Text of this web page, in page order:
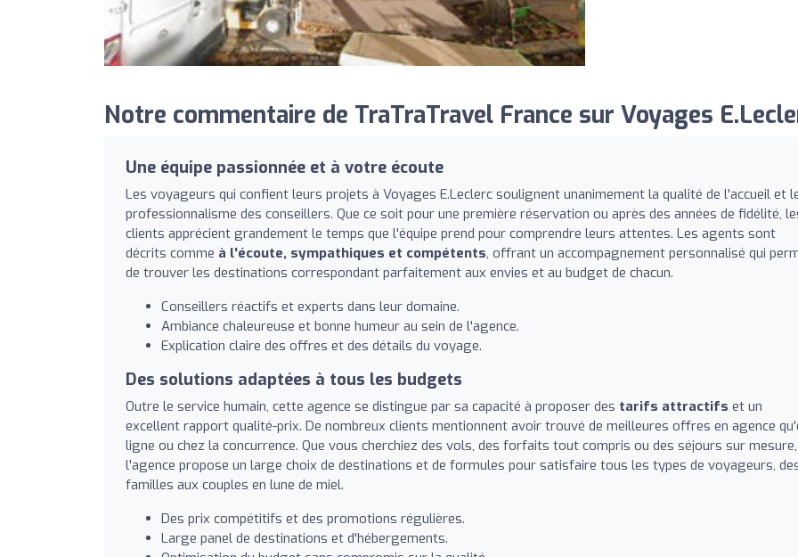
Notre commentaire de TraTraTravel France sur Voyages
Une équipe passionnée et à votre écoute
Les voyageurs qui confient leurs projets à Voyages E.Leclerc soulignent unanimement la qualité de l'accueil et
professionnalisme des conseillers. Que ce soit pour une première réservation ou après des années de fidélité,
clients apprécient grandement le temps que l'équipe prend pour comprendre leurs attentes. Les agents sont
décrits comme à l'écoute, sympathiques et compétents, offrant un accompagnement personnalisé qui
de trouver les destinations correspondant parfaitement aux envies et au budget de chacun.
Conseillers réactifs et experts dans leur domaine.
Ambiance chaleureuse et bonne humeur au sein de l'agence.
Explication claire des offres et des détails du voyage.
Des solutions adaptées à tous les budgets
Outre le service humain, cette agence se distingue par sa capacité à proposer des tarifs attractifs et un
excellent rapport qualité-prix. De nombreux clients mentionnent avoir trouvé de meilleures offres en agence
ligne ou chez la concurrence. Que vous cherchiez des vols, des forfaits tout compris ou des séjours sur mesure,
l'agence propose un large choix de destinations et de formules pour satisfaire tous les types de voyageurs,
familles aux couples en lune de miel.
Des prix compétitifs et des promotions régulières.
Large panel de destinations et d'hébergements.